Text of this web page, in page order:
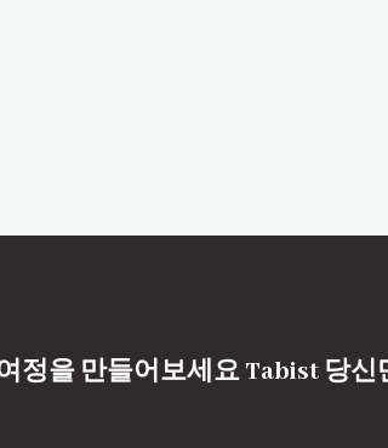
정을 만들어보세요 Tabist 당